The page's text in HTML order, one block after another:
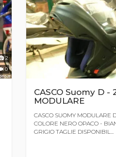
2
0
CASCO Suomy D -
MODULARE
CASCO SUOMY MODULARE
COLORE NERO OPACO -
GRIGIO TAGLIE DISPONIBIL...